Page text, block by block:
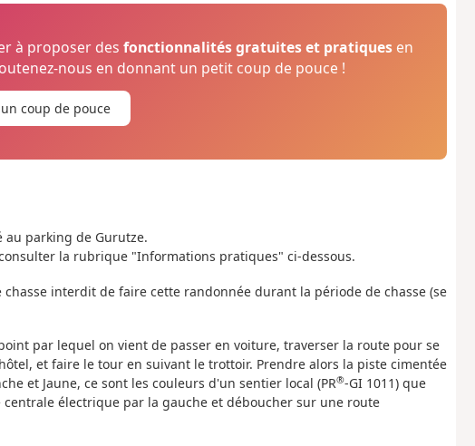
à proposer desfonctionnalités gratuites et pratiques en
nous en donnant un petit coup de pouce !
coup de pouce
au parking de Gurutze.
la rubrique "Informations pratiques" ci-dessous.
interdit de faire cette randonnée durant la période de chasse (se
par lequel on vient de passer en voiture, traverser la route pour se
et faire le tour en suivant le trottoir. Prendre alors la piste cimentée
et Jaune, ce sont les couleurs d'un sentier local (PR®-GI 1011) que
électrique par la gauche et déboucher sur une route